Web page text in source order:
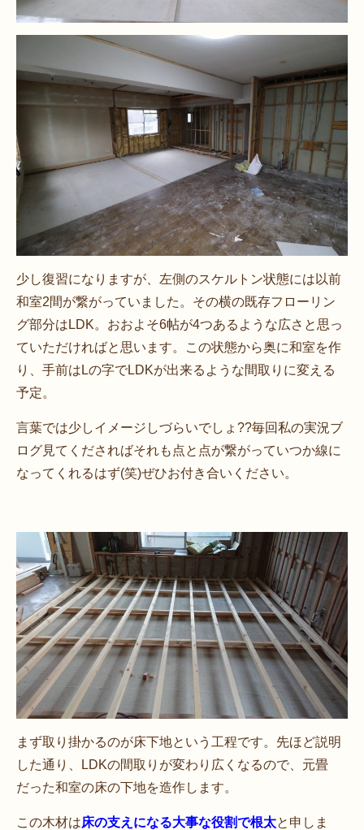
少し復習になりますが、左側のスケルトン状態には以前
和室2間が繋がっていました。その横の既存フローリン
グ部分はLDK。おおよそ6帖が4つあるような広さと思っ
ていただければと思います。この状態から奥に和室を作
り、手前はLの字でLDKが出来るような間取りに変える
予定。
言葉では少しイメージしづらいでしょ??毎回私の実況ブ
ログ見てくださればそれも点と点が繋がっていつか線に
なってくれるはず(笑)ぜひお付き合いください。
まず取り掛かるのが床下地という工程です。先ほど説明
した通り、LDKの間取りが変わり広くなるので、元畳
だった和室の床の下地を造作します。
この木材は床の支えになる大事な役割で根太と申しま